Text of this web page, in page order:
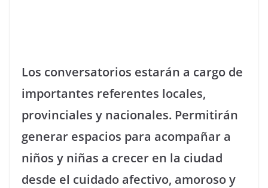
Los conversatorios estarán a cargo de
importantes referentes locales,
provinciales y nacionales. Permitirán
generar espacios para acompañar a
niños y niñas a crecer en la ciudad
desde el cuidado afectivo, amoroso y